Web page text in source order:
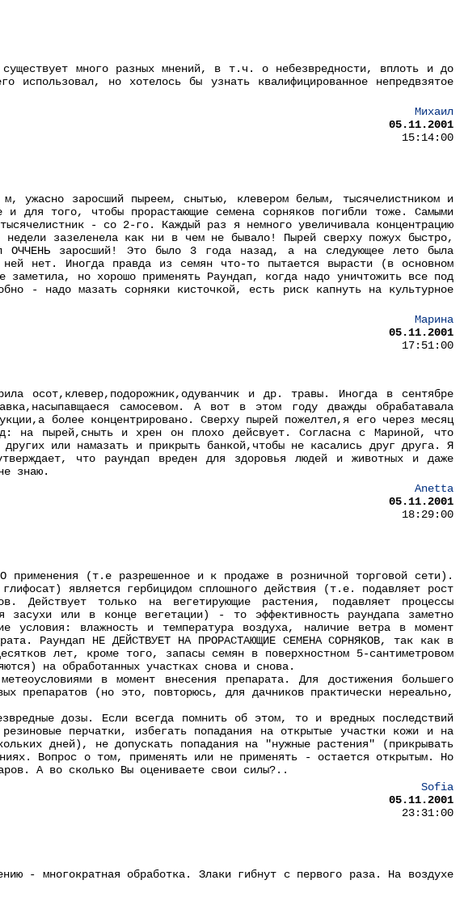
много разных мнений, в т.ч. о небезвредности, вплоть и до
но хотелось бы узнать квалифицированное непредвзятое
Михаил
05.11.2001
15:14:00
заросший пыреем, снытью, клевером белым, тысячелистником и
и для того, чтобы прорастающие семена сорняков погибли тоже. Самыми
- со 2-го. Каждый раз я немного увеличивала концентрацию
зазеленела как ни в чем не бывало! Пырей сверху пожух быстро,
ОЧЧЕНЬ заросший! Это было 3 года назад, а на следующее лето была
нет. Иногда правда из семян что-то пытается вырасти (в основном
но хорошо применять Раундап, когда надо уничтожить все под
- надо мазать сорняки кисточкой, есть риск капнуть на культурное
Марина
05.11.2001
17:51:00
осот,клевер,подорожник,одуванчик и др. травы. Иногда в сентябре
самосевом. А вот в этом году дважды обрабатавала
более концентрировано. Сверху пырей пожелтел,я его через месяц
на пырей,сныть и хрен он плохо дейсвует. Согласна с Мариной, что
или намазать и прикрыть банкой,чтобы не касались друг друга. Я
что раундап вреден для здоровья людей и животных и даже
знаю.
Anetta
05.11.2001
18:29:00
применения (т.е разрешенное и к продаже в розничной торговой сети).
является гербицидом сплошного действия (т.е. подавляет рост
Действует только на вегетирующие растения, подавляет процессы
засухи или в конце вегетации) - то эффективность раундапа заметно
условия: влажность и температура воздуха, наличие ветра в момент
Раундап НЕ ДЕЙСТВУЕТ НА ПРОРАСТАЮЩИЕ СЕМЕНА СОРНЯКОВ, так как в
лет, кроме того, запасы семян в поверхностном 5-сантиметровом
на обработанных участках снова и снова.
в момент внесения препарата. Для достижения большего
препаратов (но это, повторюсь, для дачников практически нереально,
дозы. Если всегда помнить об этом, то и вредных последствий
перчатки, избегать попадания на открытые участки кожи и на
дней), не допускать попадания на "нужные растения" (прикрывать
Вопрос о том, применять или не применять - остается открытым. Но
А во сколько Вы оцениваете свои силы?..
Sofia
05.11.2001
23:31:00
- многократная обработка. Злаки гибнут с первого раза. На воздухе